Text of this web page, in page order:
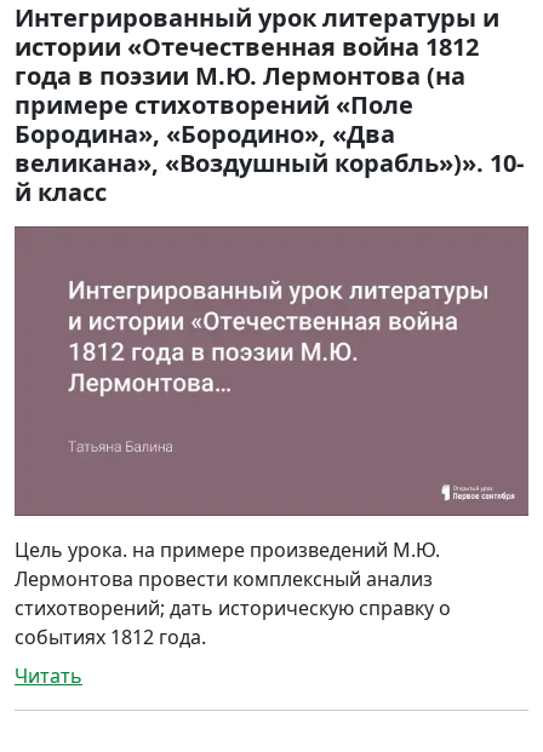
Интегрированный урок литературы и
истории «Отечественная война 1812
года в поэзии М.Ю. Лермонтова (на
примере стихотворений «Поле
Бородина», «Бородино», «Два
великана», «Воздушный корабль»)». 10-
й класс
Цель урока. на примере произведений М.Ю.
Лермонтова провести комплексный анализ
стихотворений; дать историческую справку о
событиях 1812 года.
Читать